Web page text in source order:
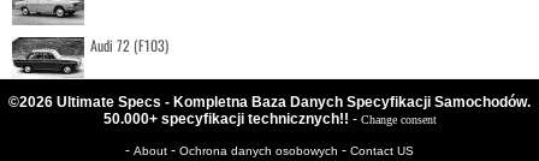
Audi 72 (F103)
©2026 Ultimate Specs - Kompletna Baza Danych Specyfikacji Samochodów.
50.000+ specyfikacji technicznych!! - Change consent
- About - Ochrona danych osobowych - Contact US